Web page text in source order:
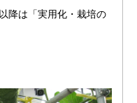
降は「実用化・栽培の